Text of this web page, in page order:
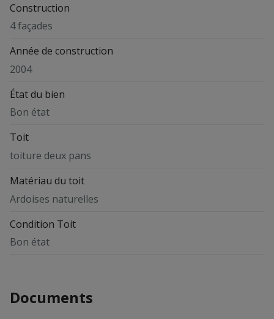
Construction
4 façades
Année de construction
2004
État du bien
Bon état
Toit
toiture deux pans
Matériau du toit
Ardoises naturelles
Condition Toit
Bon état
Documents